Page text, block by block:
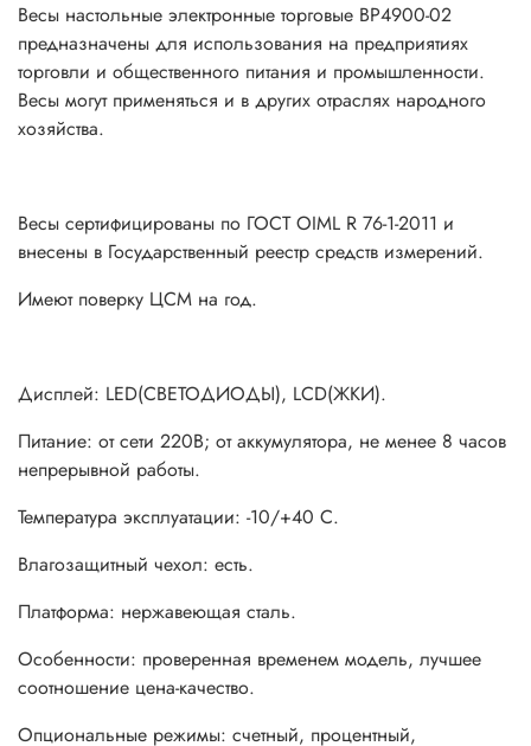
Весы настольные электронные торговые ВР4900-02
предназначены для использования на предприятиях
торговли и общественного питания и промышленности.
Весы могут применяться и в других отраслях народного
хозяйства.
Весы сертифицированы по ГОСТ OIML R 76-1-2011 и
внесены в Государственный реестр средств измерений.
Имеют поверку ЦСМ на год.
Дисплей: LЕD(СВЕТОДИОДЫ), LСD(ЖКИ).
Питание: от сети 220В; от аккумулятора, не менее 8 часов
непрерывной работы.
Температура эксплуатации: -10/+40 С.
Влагозащитный чехол: есть.
Платформа: нержавеющая сталь.
Особенности: проверенная временем модель, лучшее
соотношение цена-качество.
Опциональные режимы: счетный, процентный,